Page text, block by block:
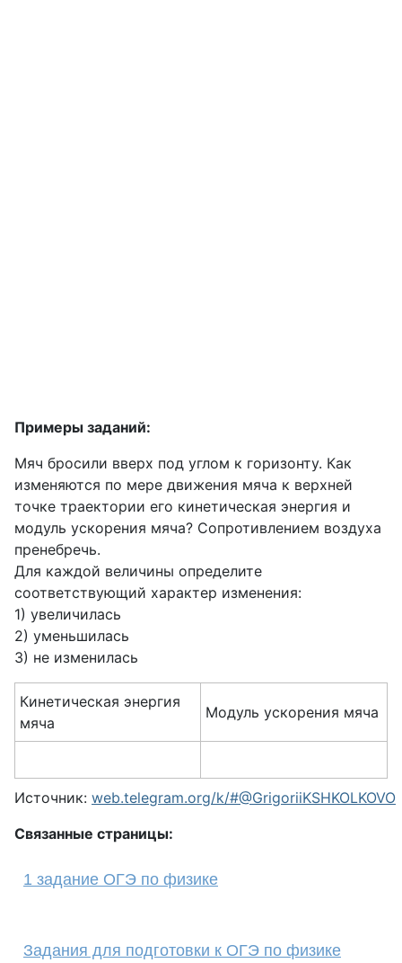
Примеры заданий:
Мяч бросили вверх под углом к горизонту. Как
изменяются по мере движения мяча к верхней
точке траектории его кинетическая энергия и
модуль ускорения мяча? Сопротивлением воздуха
пренебречь.
Для каждой величины определите
соответствующий характер изменения:
1) увеличилась
2) уменьшилась
3) не изменилась
Кинетическая энергия
мяча
Модуль ускорения мяча
Источник: web.telegram.org/k/#@GrigoriiKSHKOLKOVO
Связанные страницы:
1 задание ОГЭ по физике
Задания для подготовки к ОГЭ по физике